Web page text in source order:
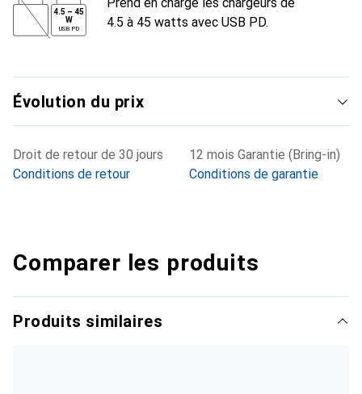
4.5 – 45
W
USB PD
4.5 à 45 watts avec USB PD.
Évolution du prix
Droit de retour de 30 jours
Conditions de retour
12 mois Garantie (Bring-in)
Conditions de garantie
Comparer les produits
Produits similaires